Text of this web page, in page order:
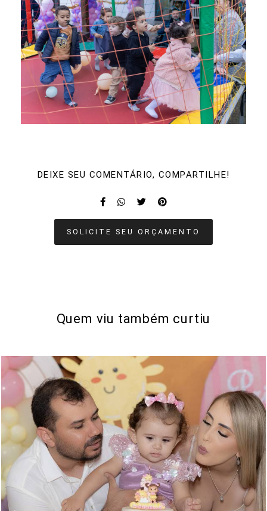
DEIXE SEU COMENTÁRIO, COMPARTILHE!
SOLICITE SEU ORÇAMENTO
Quem viu também curtiu
212 0